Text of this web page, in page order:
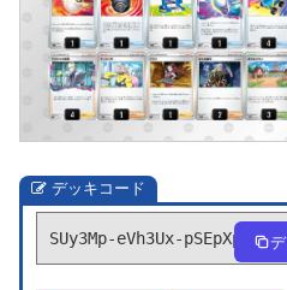
デッキコード
SUy3Mp-eVh3Ux-pSEpXp